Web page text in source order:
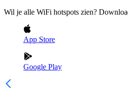
Wil je alle WiFi hotspots zien?
App Store
Google Play